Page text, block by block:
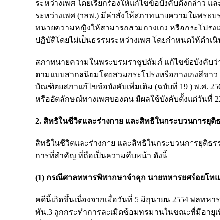
ระหว่างเพศ โดยเรียกร้องให้แก้ไขข้อบังคับดังกล่าว
ระหว่างเพศ (วลพ.) มีคำสั่งให้สภาทนายความในพระ
ทนายความหญิงให้สามารถสวมกางเกง หรือกระโปร
ปฏิบัติโดยไม่เป็นธรรมระหว่างเพศ โดยกำหนดให้ดำเ
สภาทนายความในพระบรมราชูปถัมภ์ แก้ไขข้อบังคับว่
ตามแบบสากลนิยมโดยสวมกระโปรงหรือกางเกงสีขา
บัณฑิตยสภาแก้ไขข้อบังคับเพิ่มเติม (ฉบับที่ 19 ) พ.ศ.
หรืออัตลักษณ์ทางเพศของตน มีผลใช้บังคับตั้งแต่วันที่
2. สิทธิในชีวิตและร่างกาย และสิทธิในกระบวนการยุติ
สิทธิในชีวิตและร่างกาย และสิทธิในกระบวนการยุติ
การที่สำคัญ ที่ถือเป็นความคืบหน้า ดังนี้
(1) กรณีศาลทหารพิพากษาจำคุก นายทหารยศร้อยโท
คดีนี้เกิดขึ้นเนื่องจากเมื่อวันที่ 5 มิถุนายน 2554 พลทหา
พัน.3 ถูกกระทำการละเมิดซ้อมทรมานในขณะที่มีอายุเ